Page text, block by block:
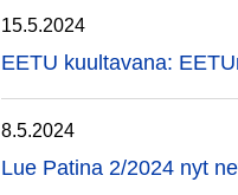
15.5.2024
EETU kuultavana:
8.5.2024
Lue Patina 2/2024 nyt